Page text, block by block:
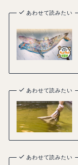
あわせて読みたい
あわせて読みたい
あわせて読みたい